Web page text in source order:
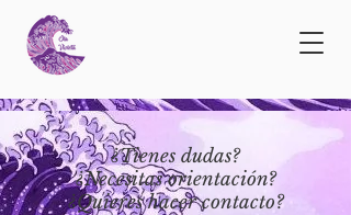
¿Tienes dudas?
¿Necesitas orientación?
¿Quieres hacer contacto?